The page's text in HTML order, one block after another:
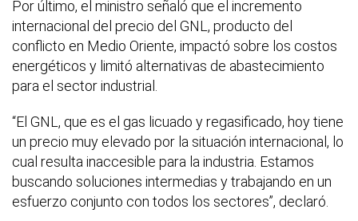
Por último, el ministro señaló que el incremento
internacional del precio del GNL, producto del
conflicto en Medio Oriente, impactó sobre los costos
energéticos y limitó alternativas de abastecimiento
para el sector industrial.
“El GNL, que es el gas licuado y regasificado, hoy tiene
un precio muy elevado por la situación internacional, lo
cual resulta inaccesible para la industria. Estamos
buscando soluciones intermedias y trabajando en un
esfuerzo conjunto con todos los sectores”, declaró.